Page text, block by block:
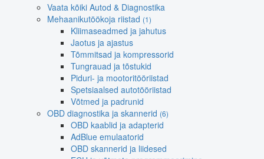
Vaata kõiki Autod & Diagnostika
Mehaanikutöökoja riistad (1)
Kliimaseadmed ja jahutus
Jaotus ja ajastus
Tõmmitsad ja kompressorid
Tungrauad ja tõstukid
Piduri- ja mootoritööriistad
Spetsiaalsed autotööriistad
Võtmed ja padrunid
OBD diagnostika ja skannerid (6)
OBD kaablid ja adapterid
AdBlue emulaatorid
OBD skannerid ja liidesed